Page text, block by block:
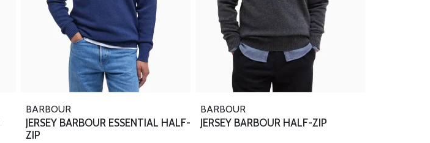
BARBOUR
JERSEY BARBOUR ESSENTIAL HALF-
ZIP
BARBOUR
JERSEY BARBOUR HALF-ZIP